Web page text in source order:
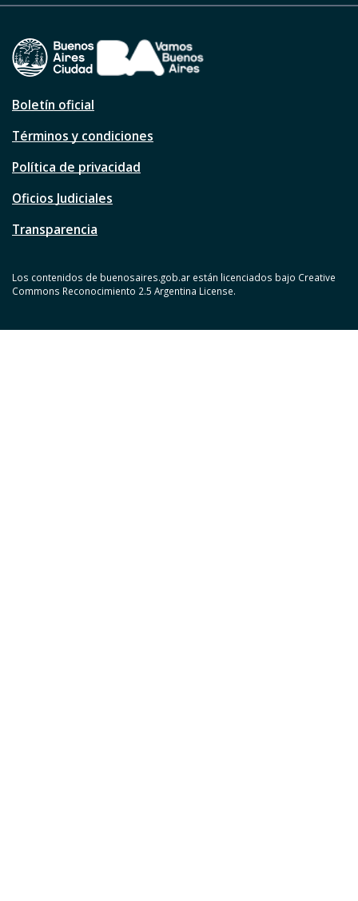
Boletín oficial
Términos y condiciones
Política de privacidad
Oficios Judiciales
Transparencia
Los contenidos de buenosaires.gob.ar están licenciados bajo Creative
Commons Reconocimiento 2.5 Argentina License.